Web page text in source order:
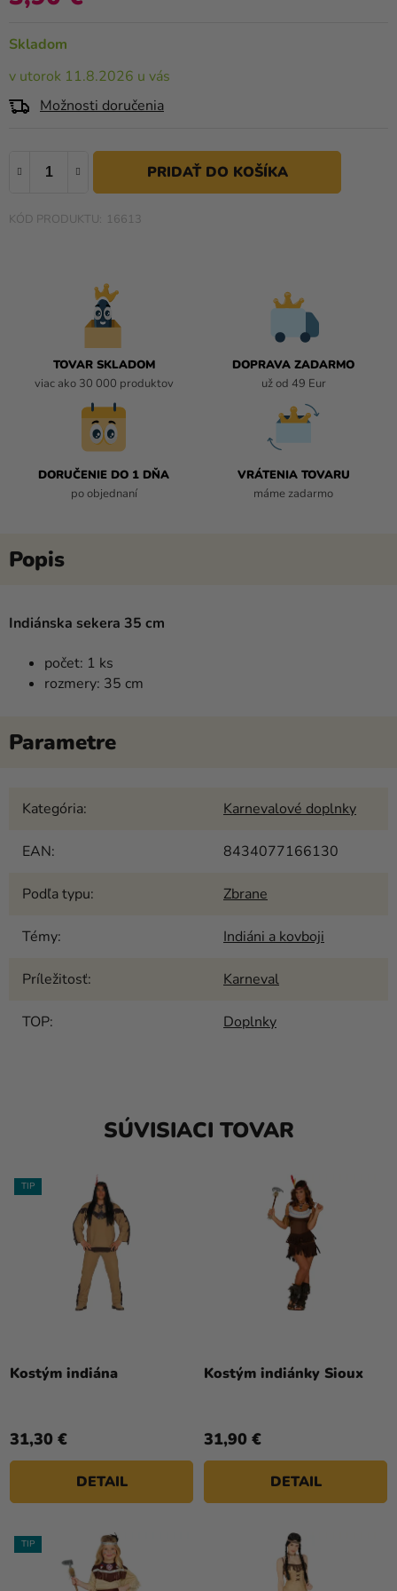
a merch
Sviatky
Kreatívne
potreby
produkty
Výpredaj
Kontakt
0,0
5
hviezdičiek.
Skladom
v utorok 11.8.2026 u vás
Možnosti doručenia
16613
TOVAR SKLADOM
viac ako 30 000 produktov
DOPRAVA ZADARMO
už od 49 Eur
DORUČENIE DO 1 DŇA
po objednaní
VRÁTENIA TOVARU
máme zadarmo
Indiánska sekera 35 cm
počet: 1 ks
rozmery: 35 cm
Kategória: Karnevalové doplnky
EAN: 8434077166130
Podľa typu: Zbrane
Témy: Indiáni a kovboji
Príležitosť: Karneval
TOP: Doplnky
SÚVISIACI TOVAR
TIP
Kostým indiána
5
hviezdičiek.
31,30 €
DETAIL
Kostým indiánky Sioux
31,90 €
DETAIL
TIP